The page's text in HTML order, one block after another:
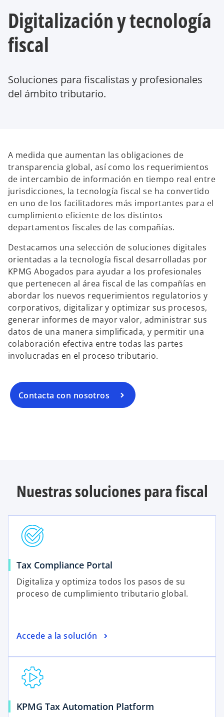
Digitalización y tecnología
fiscal
Soluciones para fiscalistas y profesionales
del ámbito tributario.
A medida que aumentan las obligaciones de
transparencia global, así como los requerimientos
de intercambio de información en tiempo real entre
jurisdicciones, la tecnología fiscal se ha convertido
en uno de los facilitadores más importantes para el
cumplimiento eficiente de los distintos
departamentos fiscales de las compañías.
Destacamos una selección de soluciones digitales
orientadas a la tecnología fiscal desarrolladas por
KPMG Abogados para ayudar a los profesionales
que pertenecen al área fiscal de las compañías en
abordar los nuevos requerimientos regulatorios y
corporativos, digitalizar y optimizar sus procesos,
generar informes de mayor valor, administrar sus
datos de una manera simplificada, y permitir una
colaboración efectiva entre todas las partes
involucradas en el proceso tributario.
Contacta con nosotros
Nuestras soluciones para fiscal
Tax Compliance Portal
Digitaliza y optimiza todos los pasos de su
proceso de cumplimiento tributario global.
Accede a la solución
KPMG Tax Automation Platform